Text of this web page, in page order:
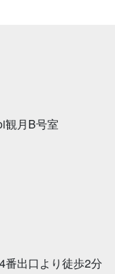
月B号室
番出口より徒歩2分